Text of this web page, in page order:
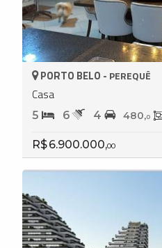
PORTO BELO - PEREQUÊ
Casa
5 6 4 480,0
R$ 6.900.000,00